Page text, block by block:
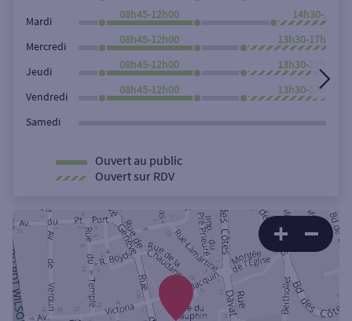
Rue
Mardi
08h45-12h00 14h30-17h50
Mercredi
08h45-12h00 13h30-17h50
Jeudi
08h45-12h00 13h30-17h50
Vendredi
08h45-12h00 13h30-17h50
Samedi
Ouvert au public
Ouvert sur RDV